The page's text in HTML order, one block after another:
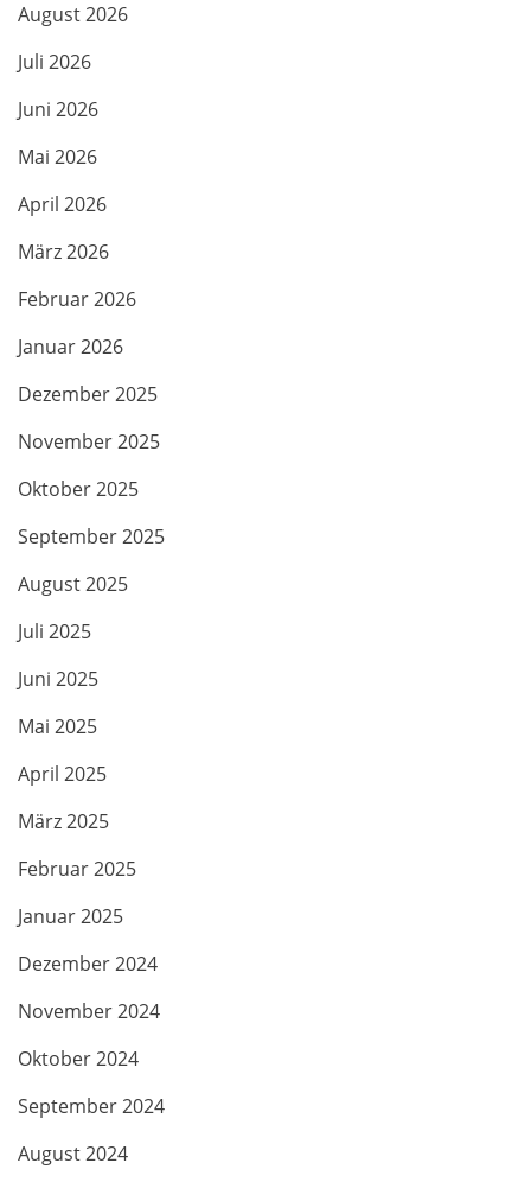
August 2026
Juli 2026
Juni 2026
Mai 2026
April 2026
März 2026
Februar 2026
Januar 2026
Dezember 2025
November 2025
Oktober 2025
September 2025
August 2025
Juli 2025
Juni 2025
Mai 2025
April 2025
März 2025
Februar 2025
Januar 2025
Dezember 2024
November 2024
Oktober 2024
September 2024
August 2024